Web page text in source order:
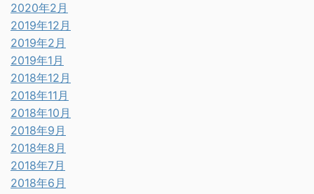
2020年2月
2019年12月
2019年2月
2019年1月
2018年12月
2018年11月
2018年10月
2018年9月
2018年8月
2018年7月
2018年6月